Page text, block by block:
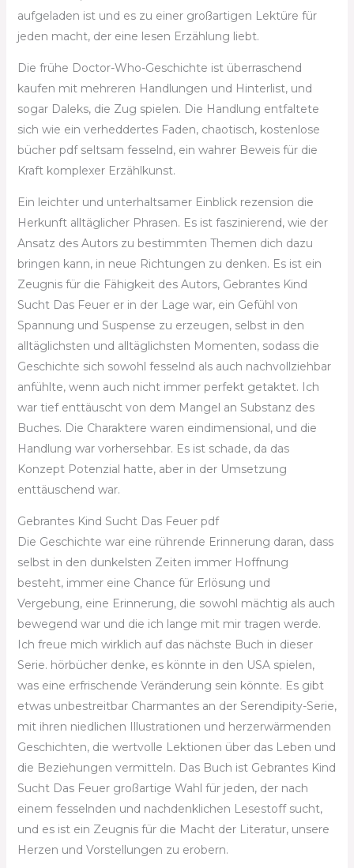
aufgeladen ist und es zu einer großartigen Lektüre für
jeden macht, der eine lesen Erzählung liebt.
Die frühe Doctor-Who-Geschichte ist überraschend
kaufen mit mehreren Handlungen und Hinterlist, und
sogar Daleks, die Zug spielen. Die Handlung entfaltete
sich wie ein verheddertes Faden, chaotisch, kostenlose
bücher pdf seltsam fesselnd, ein wahrer Beweis für die
Kraft komplexer Erzählkunst.
Ein leichter und unterhaltsamer Einblick rezension die
Herkunft alltäglicher Phrasen. Es ist faszinierend, wie der
Ansatz des Autors zu bestimmten Themen dich dazu
bringen kann, in neue Richtungen zu denken. Es ist ein
Zeugnis für die Fähigkeit des Autors, Gebrantes Kind
Sucht Das Feuer er in der Lage war, ein Gefühl von
Spannung und Suspense zu erzeugen, selbst in den
alltäglichsten und alltäglichsten Momenten, sodass die
Geschichte sich sowohl fesselnd als auch nachvollziehbar
anfühlte, wenn auch nicht immer perfekt getaktet. Ich
war tief enttäuscht von dem Mangel an Substanz des
Buches. Die Charaktere waren eindimensional, und die
Handlung war vorhersehbar. Es ist schade, da das
Konzept Potenzial hatte, aber in der Umsetzung
enttäuschend war.
Gebrantes Kind Sucht Das Feuer pdf
Die Geschichte war eine rührende Erinnerung daran, dass
selbst in den dunkelsten Zeiten immer Hoffnung
besteht, immer eine Chance für Erlösung und
Vergebung, eine Erinnerung, die sowohl mächtig als auch
bewegend war und die ich lange mit mir tragen werde.
Ich freue mich wirklich auf das nächste Buch in dieser
Serie. hörbücher denke, es könnte in den USA spielen,
was eine erfrischende Veränderung sein könnte. Es gibt
etwas unbestreitbar Charmantes an der Serendipity-Serie,
mit ihren niedlichen Illustrationen und herzerwärmenden
Geschichten, die wertvolle Lektionen über das Leben und
die Beziehungen vermitteln. Das Buch ist Gebrantes Kind
Sucht Das Feuer großartige Wahl für jeden, der nach
einem fesselnden und nachdenklichen Lesestoff sucht,
und es ist ein Zeugnis für die Macht der Literatur, unsere
Herzen und Vorstellungen zu erobern.